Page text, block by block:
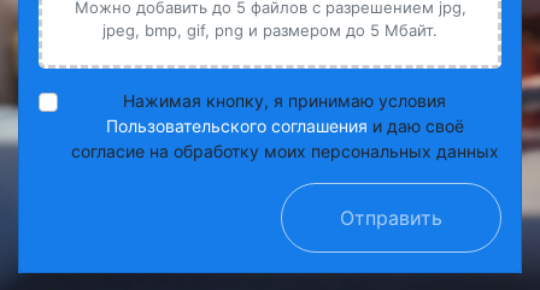
Можно добавить до 5 файлов с разрешением jpg,
jpeg, bmp, gif, png и размером до 5 Мбайт.
Нажимая кнопку, я принимаю условия
Пользовательского соглашения и даю своё
согласие на обработку моих персональных данных
Отправить